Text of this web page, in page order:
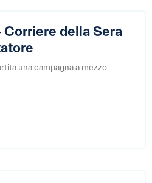
Corriere della Sera
una campagna a mezzo